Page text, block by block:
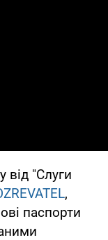
від "Слуги
,
паспорти